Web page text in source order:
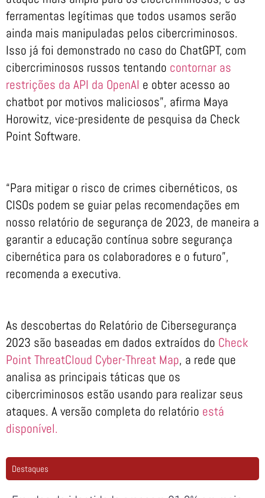
ferramentas legítimas que todos usamos serão
ainda mais manipuladas pelos cibercriminosos.
Isso já foi demonstrado no caso do ChatGPT, com
cibercriminosos russos tentando contornar as
restrições da API da OpenAI e obter acesso ao
chatbot por motivos maliciosos”, afirma Maya
Horowitz, vice-presidente de pesquisa da Check
Point Software.
“Para mitigar o risco de crimes cibernéticos, os
CISOs podem se guiar pelas recomendações em
nosso relatório de segurança de 2023, de maneira a
garantir a educação contínua sobre segurança
cibernética para os colaboradores e o futuro”,
recomenda a executiva.
As descobertas do Relatório de Cibersegurança
2023 são baseadas em dados extraídos do Check
Point ThreatCloud Cyber-Threat Map, a rede que
analisa as principais táticas que os
cibercriminosos estão usando para realizar seus
ataques. A versão completa do relatório está
disponível.
Destaques